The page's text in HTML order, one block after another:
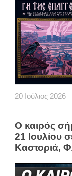
20 Ιούλιος 2026
Ο καιρός
21 Ιουλίου
Καστοριά,